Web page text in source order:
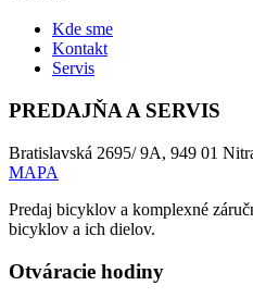
Kde sme
Kontakt
Servis
PREDAJŇA A SERVIS
Bratislavská 2695/ 9A, 949 01
MAPA
Predaj bicyklov a komplexné
bicyklov a ich dielov.
Otváracie hodiny